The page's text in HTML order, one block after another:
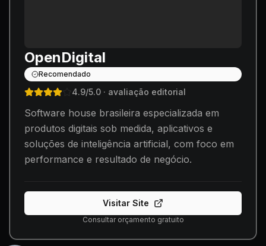
OpenDigital
Recomendado
4.9/5.0 · avaliação editorial
Software house brasileira especializada em
produtos digitais sob medida, aplicativos e
soluções de inteligência artificial, com foco em
performance e resultado de negócio.
Visitar Site
Consultar orçamento gratuito